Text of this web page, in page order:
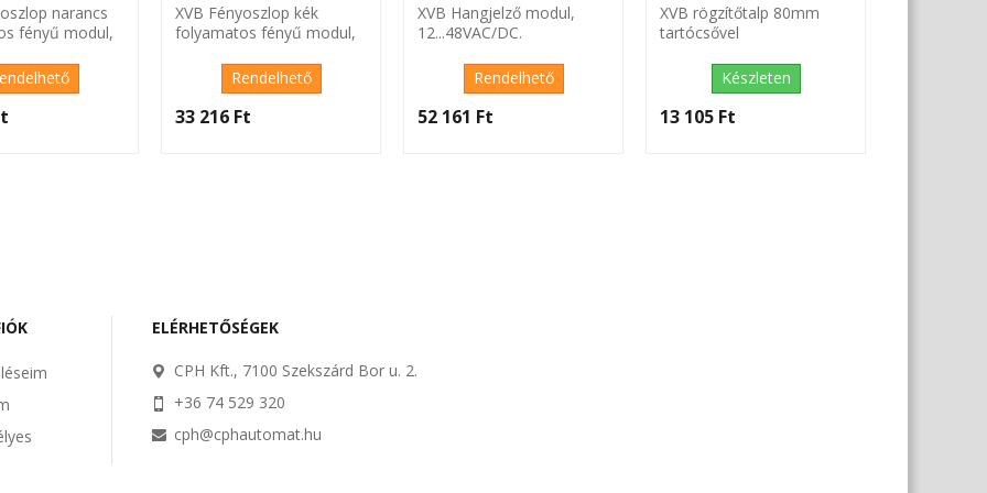
narancs
fényű modul,
XVB Fényoszlop kék
folyamatos fényű modul,
Rendelhető
33 216 Ft‎
XVB Hangjelző modul,
12...48VAC/DC.
Rendelhető
52 161 Ft‎
XVB rögzítőtalp 80mm
tartócsővel
Készleten
13 105 Ft‎
ELÉRHETŐSÉGEK
CPH Kft., 7100 Szekszárd Bor u. 2.
+36 74 529 320
cph@cphautomat.hu